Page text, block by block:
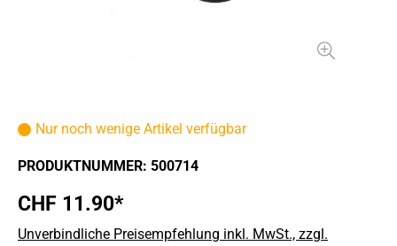
Nur noch wenige Artikel verfügbar
PRODUKTNUMMER: 500714
CHF 11.90*
Unverbindliche Preisempfehlung inkl. MwSt., zzgl.